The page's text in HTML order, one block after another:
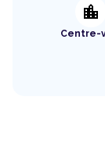
location_city
Centre-